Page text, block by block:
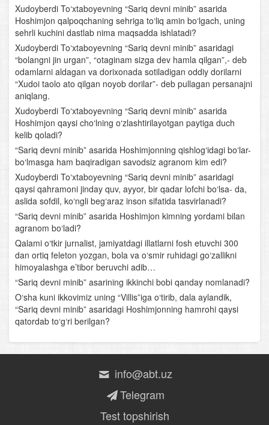
Gapning tuzilish jihatdan turlari. Sodda gap
Bog‘lovchisiz bog‘langan qo‘shma gap
Adabiyot – so‘z san’ati
Qofiya va boshqa she’riy unsurlar
“Kuntug‘mish” dostoni
“Rustamxon” dostoni
Ahmad Yassaviy
O‘rta Osiyoning qomusiy olimlari
Nosiriddin Burhoniddin o‘g‘li Rabg‘uziy
Lutfiy
Sakkokiy
“Xamsa”chilik tarixidan
Alisher Navoiyning hayoti va ijodi
Alisher Navoiy lirikasi
Navoiyning “Xamsa” asari
Xudoyberdi To‘xtaboyevning “Sariq devni minib” asarida
Hoshimjon qalpoqchaning sehriga to‘liq amin bo‘lgach, uning
sehrli kuchini dastlab nima maqsadda ishlatadi?
Xudoyberdi To‘xtaboyevning “Sariq devni minib” asaridagi
“bolangni jin urgan”, “otaginam sizga dev hamla qilgan”,- deb
odamlarni aldagan va dorixonada sotiladigan oddiy dorilarni
“Xudoi taolo ato qilgan noyob dorilar”- deb pullagan persanajni
aniqlang.
Xudoyberdi To‘xtaboyevning “Sariq devni minib” asarida
Hoshimjon qaysi cho‘lning o‘zlashtirilayotgan paytiga duch
kelib qoladi?
“Sariq devni minib” asarida Hoshimjonning qishlog‘idagi bo‘lar-
bo‘lmasga ham baqiradigan savodsiz agranom kim edi?
Xudoyberdi To‘xtaboyevning “Sariq devni minib” asaridagi
qaysi qahramoni jinday quv, ayyor, bir qadar lofchi bo‘lsa- da,
aslida sofdil, ko‘ngli beg‘araz inson sifatida tasvirlanadi?
“Sariq devni minib” asarida Hoshimjon kimning yordami bilan
agranom bo‘ladi?
Qalami o‘tkir jurnalist, jamiyatdagi illatlarni fosh etuvchi 300
dan ortiq feleton yozgan, bola va o‘smir ruhidagi go‘zallikni
himoyalashga e’tibor beruvchi adib…
“Sariq devni minib” asarining ikkinchi bobi qanday nomlanadi?
O‘sha kuni ikkovimiz uning “Villis”iga o‘tirib, dala aylandik,
“Sariq devni minib” asaridagi Hoshimjonning hamrohi qaysi
qatordab to‘g‘ri berilgan?
info@abt.uz
Telegram
Test topshirish